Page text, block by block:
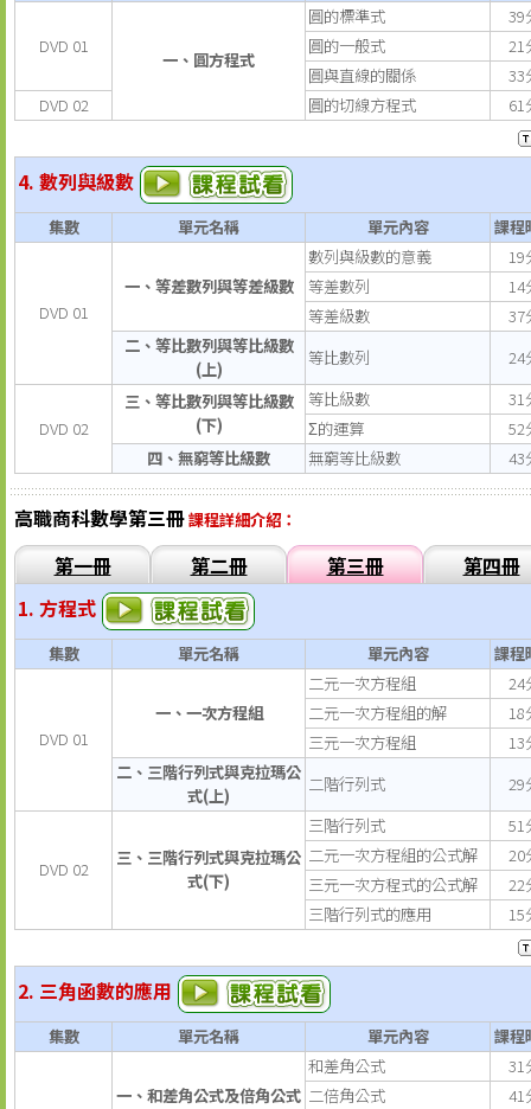
DVD 01
一、圓方程式
圓的標準式
39
圓的一般式
21
圓與直線的關係
33
DVD 02
圓的切線方程式 61
4. 數列與級數
集數 單元名稱 單元內容 課程
DVD 01
一、等差數列與等差級數
數列與級數的意義
19
等差數列
14
等差級數
37
二、等比數列與等比級數
(上)
等比數列 24
DVD 02
三、等比數列與等比級數
(下)
等比級數
31
Σ的運算
52
四、無窮等比級數
無窮等比級數 43
高職商科數學第三冊課程詳細介紹：
第一冊 第二冊 第三冊
第四冊
1. 方程式
集數 單元名稱 單元內容 課程
DVD 01
一、一次方程組
二元一次方程組
24
二元一次方程組的解
18
三元一次方程組
13
二、三階行列式與克拉瑪公
式(上)
二階行列式 29
DVD 02
三、三階行列式與克拉瑪公
式(下)
三階行列式
51
二元一次方程組的公式解
20
三元一次方程式的公式解
22
三階行列式的應用
15
2. 三角函數的應用
集數 單元名稱 單元內容 課程
一、和差角公式及倍角公式
和差角公式
31
二倍角公式
41